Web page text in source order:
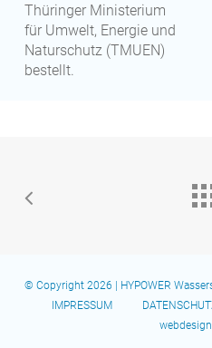
Thüringer Ministerium
für Umwelt, Energie und
Naturschutz (TMUEN)
bestellt.
© Copyright 2026 | HYPOWER
IMPRESSUM